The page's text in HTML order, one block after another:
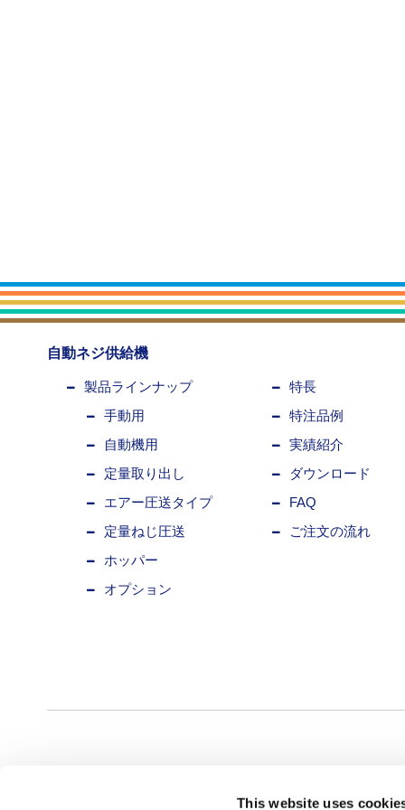
This website uses
自動ネジ供給機
製品ラインナップ
手動用
自動機用
定量取り出し
エアー圧送タイプ
定量ねじ圧送
ホッパー
オプション
特長
特注品例
実績紹介
ダウンロード
FAQ
ご注文の流れ